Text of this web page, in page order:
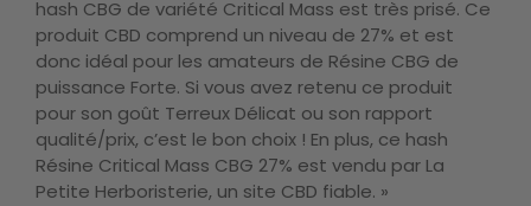
hash CBG de variété Critical Mass est très prisé. Ce
produit CBD comprend un niveau de 27% et est
donc idéal pour les amateurs de Résine CBG de
puissance Forte. Si vous avez retenu ce produit
pour son goût Terreux Délicat ou son rapport
qualité/prix, c’est le bon choix ! En plus, ce hash
Résine Critical Mass CBG 27% est vendu par La
Petite Herboristerie, un site CBD fiable. »